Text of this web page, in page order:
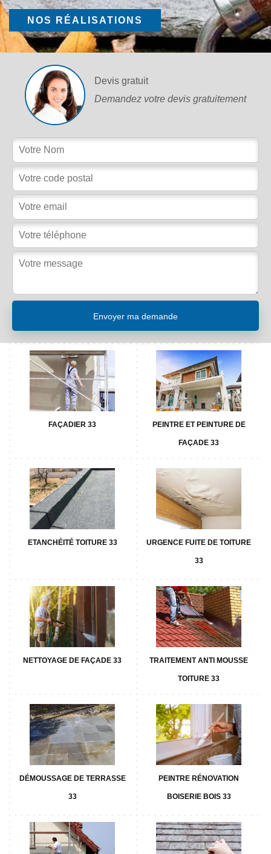
NOS RÉALISATIONS
Devis gratuit
Demandez votre devis gratuitement
FAÇADIER 33 PEINTRE ET PEINTURE DE
FAÇADE 33
ETANCHÉITÉ TOITURE 33 URGENCE FUITE DE TOITURE
33
NETTOYAGE DE FAÇADE 33 TRAITEMENT ANTI MOUSSE
TOITURE 33
DÉMOUSSAGE DE TERRASSE
33
PEINTRE RÉNOVATION
BOISERIE BOIS 33